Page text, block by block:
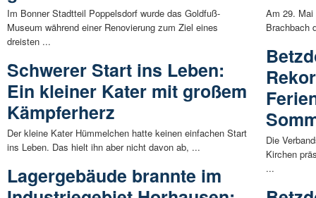
Im Bonner Stadtteil Poppelsdorf wurde das Goldfuß-
Museum während einer Renovierung zum Ziel eines
dreisten ...
Schwerer Start ins Leben:
Ein kleiner Kater mit großem
Kämpferherz
Der kleine Kater Hümmelchen hatte keinen einfachen Start
ins Leben. Das hielt ihn aber nicht davon ab, ...
Lagergebäude brannte im
Am 29. Mai
Brachbach
Die
Kirchen
...